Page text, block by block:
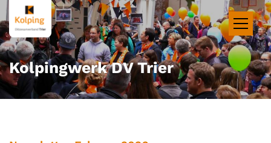
Zum Inhalt springen
Kolpingwerk DV Trier